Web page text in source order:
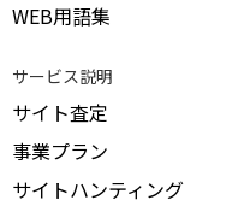
WEB用語集
サービス説明
サイト査定
事業プラン
サイトハンティング